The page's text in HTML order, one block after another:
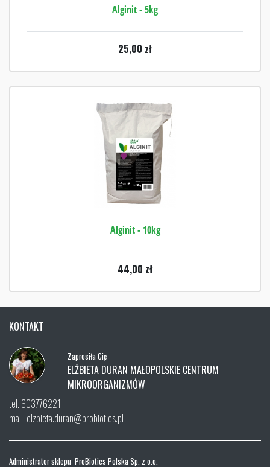
Alginit - 5kg
25,00 zł
Alginit - 10kg
44,00 zł
KONTAKT
Zaprosiła Cię
ELŻBIETA DURAN MAŁOPOLSKIE CENTRUM
MIKROORGANIZMÓW
tel. 603776221
mail: elzbieta.duran@probiotics.pl
Administrator sklepu: ProBiotics Polska Sp. z o.o.